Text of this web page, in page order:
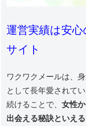
運営実績は安
サイト
ワクワクメールは、
として長年愛されて
続けることで、女性
出会える秘訣といえる